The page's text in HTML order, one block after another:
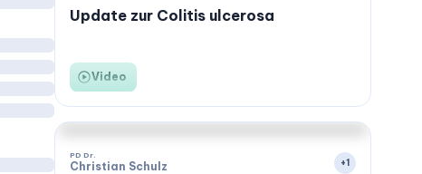
Update zur Colitis ulcerosa
Video
2 CME
PD Dr.
Christian Schulz +1